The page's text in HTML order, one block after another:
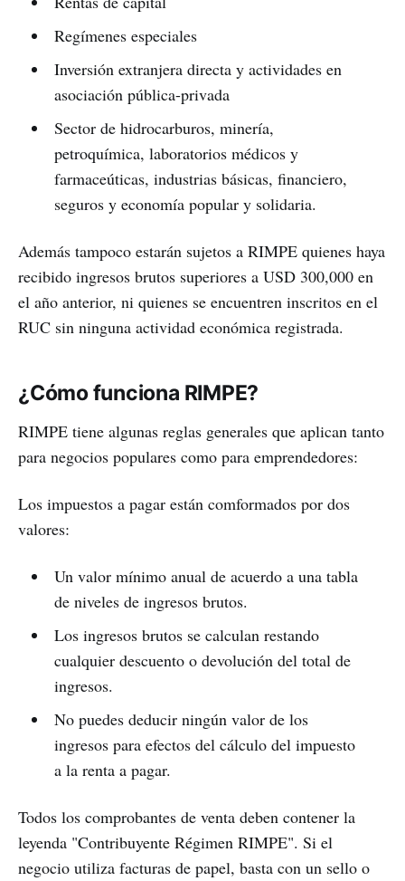
Regímenes especiales
Inversión extranjera directa y actividades en
asociación pública-privada
Sector de hidrocarburos, minería,
petroquímica, laboratorios médicos y
farmaceúticas, industrias básicas, financiero,
seguros y economía popular y solidaria.
Además tampoco estarán sujetos a RIMPE quienes haya
recibido ingresos brutos superiores a USD 300,000 en
el año anterior, ni quienes se encuentren inscritos en el
RUC sin ninguna actividad económica registrada.
¿Cómo funciona RIMPE?
RIMPE tiene algunas reglas generales que aplican tanto
para negocios populares como para emprendedores:
Los impuestos a pagar están comformados por dos
valores:
Un valor mínimo anual de acuerdo a una tabla
de niveles de ingresos brutos.
Los ingresos brutos se calculan restando
cualquier descuento o devolución del total de
ingresos.
No puedes deducir ningún valor de los
ingresos para efectos del cálculo del impuesto
a la renta a pagar.
Todos los comprobantes de venta deben contener la
leyenda "Contribuyente Régimen RIMPE". Si el
negocio utiliza facturas de papel, basta con un sello o